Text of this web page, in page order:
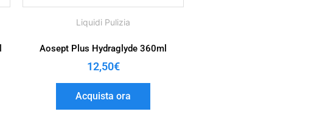
Liquidi Pulizia
Aosept Plus Hydraglyde 360ml
12,50€
Acquista ora